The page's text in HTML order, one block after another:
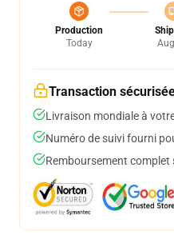
Production
Today
Transaction
Livraison mondiale à
Numéro de suivi fourni
Remboursement complet